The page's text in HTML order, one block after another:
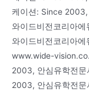
케이션: Since
와이드비전코리아
와이드비전코리아
www.wide-
2003, 안심유학전문
2003, 안심유학전